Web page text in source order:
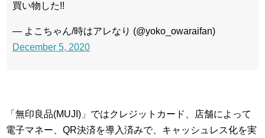
買い物した!!
— よこちゃん/時はアレなり (@yoko_owaraifan)
December 5, 2020
「無印良品(MUJI)」ではクレジットカード、店舗によって
電子マネー、QR決済を導入済みで、キャッシュレス化を実